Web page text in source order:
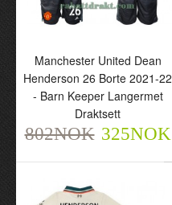
Liverpool Henderson 14
Borte 22-23 - Herre
720NOK 305NOK
Manchester United Dean
Henderson 26 Borte 2021-22
- Barn Keeper Langermet
Draktsett
802NOK 325NOK